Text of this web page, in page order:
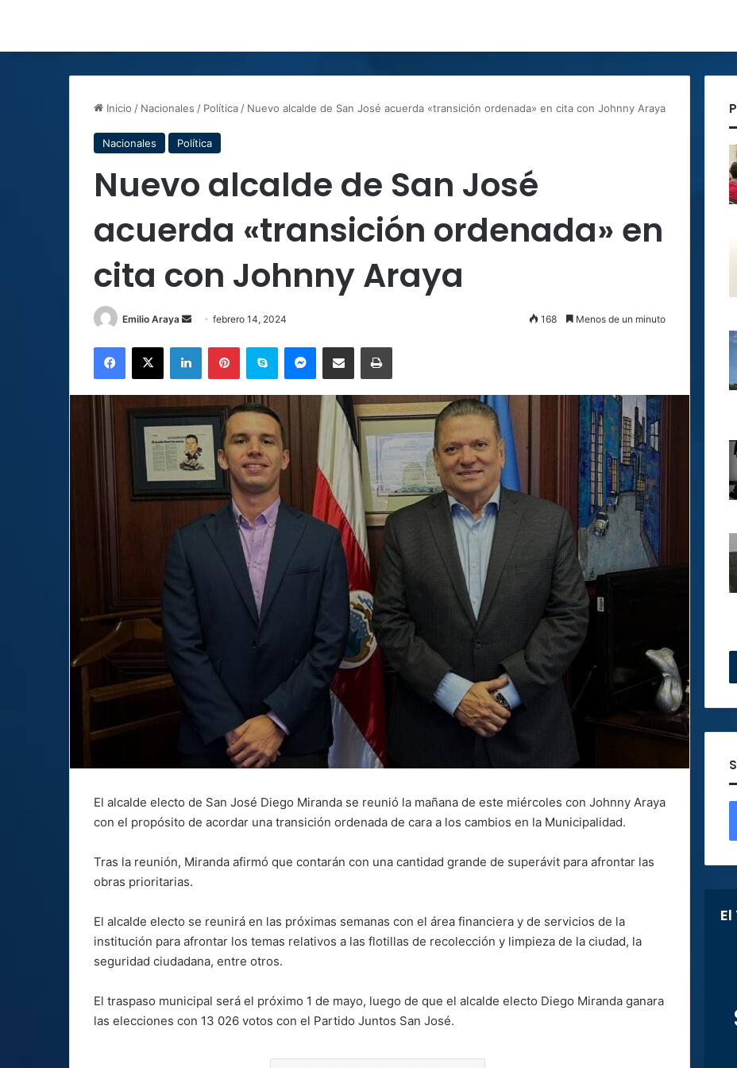
Inicio / Nacionales / Política / Nuevo alcalde de San José acuerda «transición ordenada» en cita con Johnny Araya
Nacionales Política
Nuevo alcalde de San José
acuerda «transición ordenada» en
cita con Johnny Araya
Emilio Araya
Sendfebrero 14, 2024 168 Menos de un minuto
Facebook
X LinkedInPinterestSkype MessengerCompartir por correo electrónicoImprimir
El alcalde electo de San José Diego Miranda se reunió la mañana de este miércoles con Johnny Araya
con el propósito de acordar una transición ordenada de cara a los cambios en la Municipalidad.
Tras la reunión, Miranda afirmó que contarán con una cantidad grande de superávit para afrontar las
obras prioritarias.
El alcalde electo se reunirá en las próximas semanas con el área financiera y de servicios de la
institución para afrontar los temas relativos a las flotillas de recolección y limpieza de la ciudad, la
seguridad ciudadana, entre otros.
El traspaso municipal será el próximo 1 de mayo, luego de que el alcalde electo Diego Miranda ganara
las elecciones con 13 026 votos con el Partido Juntos San José.